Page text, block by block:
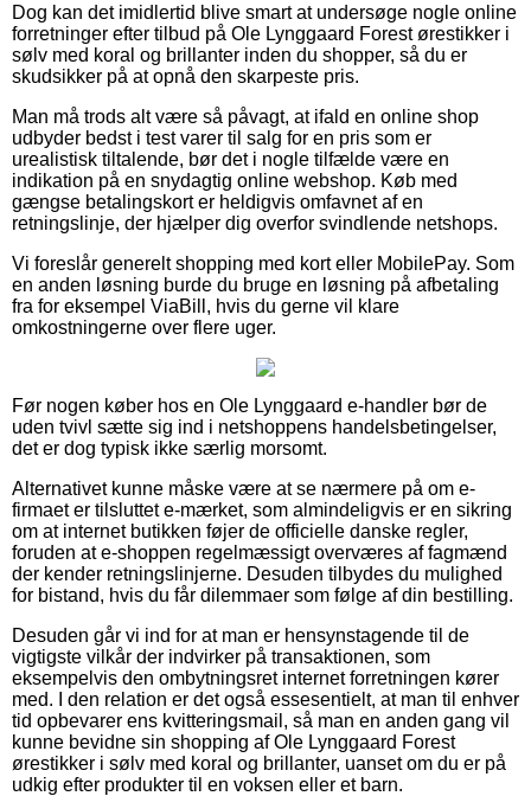
Dog kan det imidlertid blive smart at undersøge nogle online
forretninger efter tilbud på Ole Lynggaard Forest ørestikker i
sølv med koral og brillanter inden du shopper, så du er
skudsikker på at opnå den skarpeste pris.
Man må trods alt være så påvagt, at ifald en online shop
udbyder bedst i test varer til salg for en pris som er
urealistisk tiltalende, bør det i nogle tilfælde være en
indikation på en snydagtig online webshop. Køb med
gængse betalingskort er heldigvis omfavnet af en
retningslinje, der hjælper dig overfor svindlende netshops.
Vi foreslår generelt shopping med kort eller MobilePay. Som
en anden løsning burde du bruge en løsning på afbetaling
fra for eksempel ViaBill, hvis du gerne vil klare
omkostningerne over flere uger.
Før nogen køber hos en Ole Lynggaard e-handler bør de
uden tvivl sætte sig ind i netshoppens handelsbetingelser,
det er dog typisk ikke særlig morsomt.
Alternativet kunne måske være at se nærmere på om e-
firmaet er tilsluttet e-mærket, som almindeligvis er en sikring
om at internet butikken føjer de officielle danske regler,
foruden at e-shoppen regelmæssigt overværes af fagmænd
der kender retningslinjerne. Desuden tilbydes du mulighed
for bistand, hvis du får dilemmaer som følge af din bestilling.
Desuden går vi ind for at man er hensynstagende til de
vigtigste vilkår der indvirker på transaktionen, som
eksempelvis den ombytningsret internet forretningen kører
med. I den relation er det også essesentielt, at man til enhver
tid opbevarer ens kvitteringsmail, så man en anden gang vil
kunne bevidne sin shopping af Ole Lynggaard Forest
ørestikker i sølv med koral og brillanter, uanset om du er på
udkig efter produkter til en voksen eller et barn.